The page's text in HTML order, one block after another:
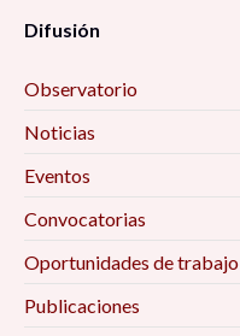
Difusión
Observatorio
Noticias
Eventos
Convocatorias
Oportunidades de trabajo
Publicaciones